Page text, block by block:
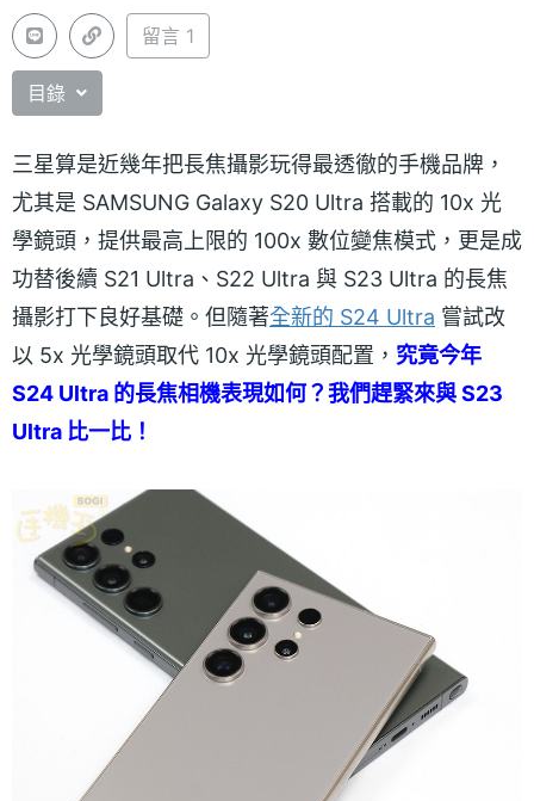
留言 1
目錄
三星算是近幾年把長焦攝影玩得最透徹的手機品牌，
尤其是 SAMSUNG Galaxy S20 Ultra 搭載的 10x 光
學鏡頭，提供最高上限的 100x 數位變焦模式，更是成
功替後續 S21 Ultra、S22 Ultra 與 S23 Ultra 的長焦
攝影打下良好基礎。但隨著全新的 S24 Ultra 嘗試改
以 5x 光學鏡頭取代 10x 光學鏡頭配置， 究竟今年
S24 Ultra 的長焦相機表現如何？我們趕緊來與 S23
Ultra 比一比！